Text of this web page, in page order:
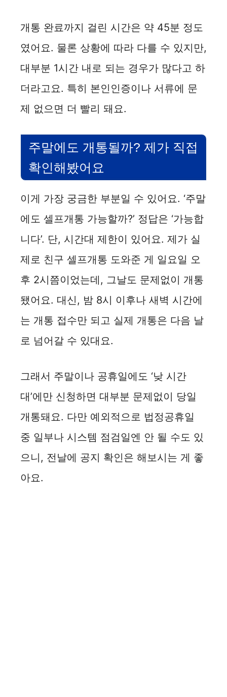
개통 완료까지 걸린 시간은 약 45분 정도
였어요. 물론 상황에 따라 다를 수 있지만,
대부분 1시간 내로 되는 경우가 많다고 하
더라고요. 특히 본인인증이나 서류에 문
제 없으면 더 빨리 돼요.
주말에도 개통될까? 제가 직접
확인해봤어요
이게 가장 궁금한 부분일 수 있어요. ‘주말
에도 셀프개통 가능할까?’ 정답은 ‘가능합
니다’. 단, 시간대 제한이 있어요. 제가 실
제로 친구 셀프개통 도와준 게 일요일 오
후 2시쯤이었는데, 그날도 문제없이 개통
됐어요. 대신, 밤 8시 이후나 새벽 시간에
는 개통 접수만 되고 실제 개통은 다음 날
로 넘어갈 수 있대요.
그래서 주말이나 공휴일에도 ‘낮 시간
대’에만 신청하면 대부분 문제없이 당일
개통돼요. 다만 예외적으로 법정공휴일
중 일부나 시스템 점검일엔 안 될 수도 있
으니, 전날에 공지 확인은 해보시는 게 좋
아요.